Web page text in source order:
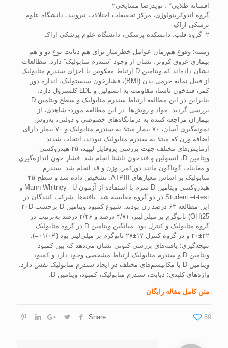
افسانه طلايی* ، نويدرضا مشايخی۲
گروه اندوکرينولوژی، مرکز تحقيقات اختلالات تيروييد، دانشگاه علوم
پزشکی اراک
۲- گروه قلب، دانشکده پزشکی، دانشگاه علوم پزشکی اراک
زمينه: وقوع هم‌زمان عوامل خطرساز برای هم ديابت نوع دو و هم
بيماری عروق کرونر، نشان از وجود “سندرم متابوليک” دارد. مطالعات
نشان داده‌اند که ويتامين D ارتباط معکوس با اجزای سندرم متابوليک
از قبيل نمايه جرمی بدن (BMI)، فشارخون سيستوليک، اندازه دور
کمر، قندخون ناشتا، مقاومت به انسولين و LDL کلسترول دارد.
بنابراين در اين مطالعه ارتباط سندرم متابوليک و سطح ويتامين D
بررسی گرديد. مواد و روش‌ها: در اين مطالعه مورد- شاهدی، از
بيماران مراجعه کننده به درمانگاه‌های خصوصی و دولتی، به‌روش
نمونه‌گيری آسان، ۷۰ بيمار مبتلا به سندرم متابوليک و ۷۰ بيمار دارای
اضافه وزن که مبتلا به سندرم متابوليک نبودند، انتخاب شدند.
آزمايش‌های مختلف جهت بررسی پروفايل ليپيد، ۲۵ هيدروکسی
ويتامين D، انسولين و قندخون ناشتا انجام شد. فشار خون اندازه‌گيری
و معاينات گوناگون مانند دورکمر، وزن و قد انجام شد. سندرم
متابوليک بر اساس معيارهای ATPIII، تشخيص داده شد و سطح ۲۵
هيدروکسی ويتامين D سرم با استفاده از آزمون Mann-Whitney –U و
Student –t-test در دو گروه مقايسه شد. يافته‌ها: شرکت کنندگان در
اين مطالعه ۶۳ درصد زن بودند. شيوع کمبود ويتامين D برحسب ۲۰D
(OH)25 نانوگرم بر ميلی‌ليتر، ۴/۷۱ درصد و ۲/۲۶ درصد به‌ترتيب در
گروه متابوليک و کنترل بود. ميانگين ويتامين D در گروه متابوليک
۲۲±۲۰ و در گروه کنترل ۱۷±۲۷ نانوگرم بر ميلی‌ليتر بود (۰۱/۰P=).
نتيجه‌گيری: يافته‌های بررسی کنونی نشان می‌دهد که بين کمبود
ويتامين D و سندرم متابوليک ارتباط مشخصی وجود دارد و کمبود
ويتامين D با مکانيسم‌های مختلف در ايجاد سندرم متابوليک نقش دارد.
واژه‌های کلیدی: ديابت، سندرم متابوليک، کمبود، ويتامين D،
متن کامل مقاله رایگان
Share 89